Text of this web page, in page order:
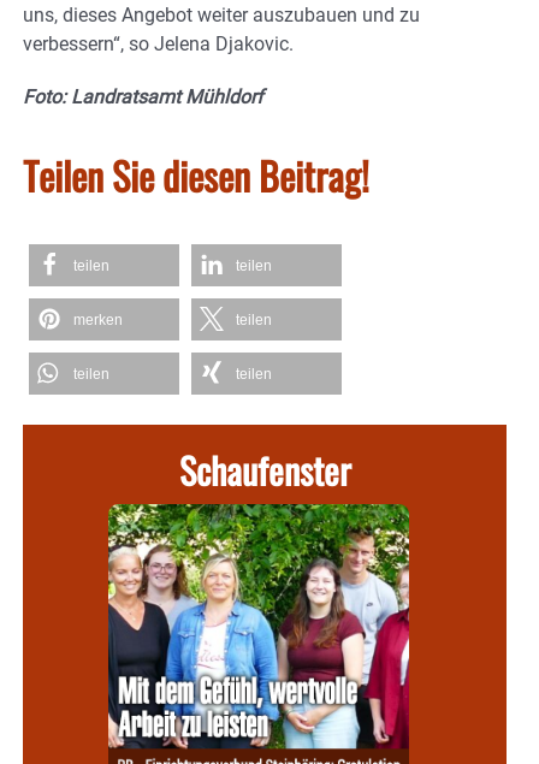
uns, dieses Angebot weiter auszubauen und zu
verbessern“, so Jelena Djakovic.
Foto: Landratsamt Mühldorf
Teilen Sie diesen Beitrag!
teilen teilen
merken teilen
teilen teilen
Schaufenster